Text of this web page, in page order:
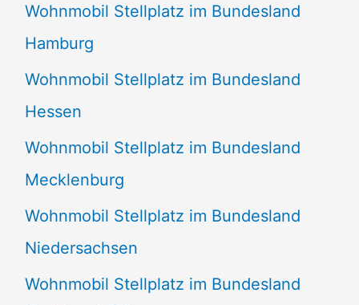
Wohnmobil Stellplatz im Bundesland
Hamburg
Wohnmobil Stellplatz im Bundesland
Hessen
Wohnmobil Stellplatz im Bundesland
Mecklenburg
Wohnmobil Stellplatz im Bundesland
Niedersachsen
Wohnmobil Stellplatz im Bundesland